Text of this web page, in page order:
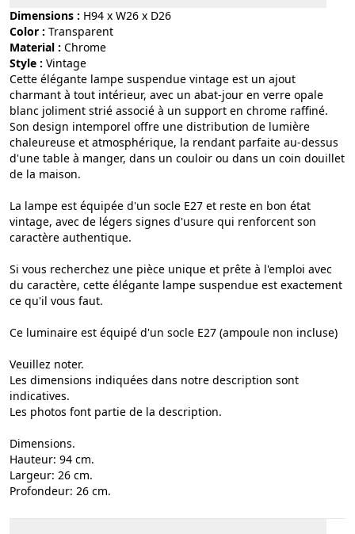
Dimensions : H94 x W26 x D26
Color :
transparent
Material :
chrome
Style :
vintage
Cette élégante lampe suspendue vintage est un ajout
charmant à tout intérieur, avec un abat-jour en verre opale
blanc joliment strié associé à un support en chrome raffiné.
Son design intemporel offre une distribution de lumière
chaleureuse et atmosphérique, la rendant parfaite au-dessus
d'une table à manger, dans un couloir ou dans un coin douillet
de la maison.
La lampe est équipée d'un socle E27 et reste en bon état
vintage, avec de légers signes d'usure qui renforcent son
caractère authentique.
Si vous recherchez une pièce unique et prête à l'emploi avec
du caractère, cette élégante lampe suspendue est exactement
ce qu'il vous faut.
Ce luminaire est équipé d'un socle E27 (ampoule non incluse)
Veuillez noter.
Les dimensions indiquées dans notre description sont
indicatives.
Les photos font partie de la description.
Dimensions.
Hauteur: 94 cm.
Largeur: 26 cm.
Profondeur: 26 cm.